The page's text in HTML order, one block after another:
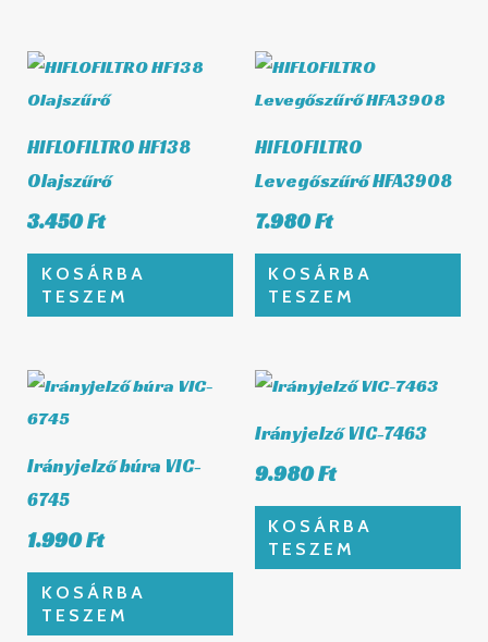
HIFLOFILTRO HF138
Olajszűrő
3.450Ft
KOSÁRBA
TESZEM
HIFLOFILTRO
Levegőszűrő HFA3908
7.980Ft
KOSÁRBA
TESZEM
Irányjelző búra VIC-
6745
1.990Ft
KOSÁRBA
TESZEM
Irányjelző VIC-7463
9.980Ft
KOSÁRBA
TESZEM